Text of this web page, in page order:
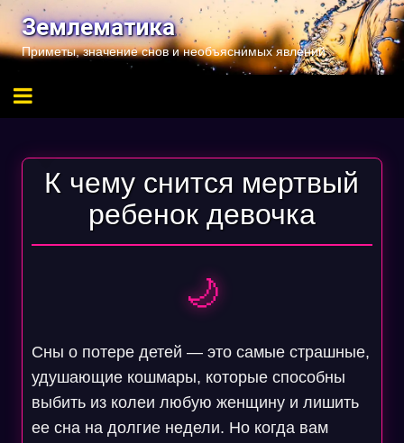
Перейти
содержимому
Землематика
Приметы, значение снов и необъяснимых явлений
К чему снится мертвый
ребенок девочка
🌙
Сны о потере детей — это самые страшные,
удушающие кошмары, которые способны
выбить из колеи любую женщину и лишить
ее сна на долгие недели. Но когда вам